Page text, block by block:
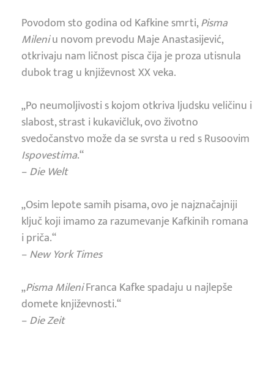
Povodom sto godina od Kafkine smrti,Pisma
Mileniu novom prevodu Maje Anastasijević,
otkrivaju nam ličnost pisca čija je proza utisnula
dubok trag u književnost XX veka.
„Po neumoljivosti s kojom otkriva ljudsku veličinu i
slabost, strast i kukavičluk, ovo životno
svedočanstvo može da se svrsta u red s Rusoovim
Ispovestima.“
–Die Welt
„Osim lepote samih pisama, ovo je najznačajniji
ključ koji imamo za razumevanje Kafkinih romana
i priča.“
–New York Times
„Pisma MileniFranca Kafke spadaju u najlepše
domete književnosti.“
–Die Zeit